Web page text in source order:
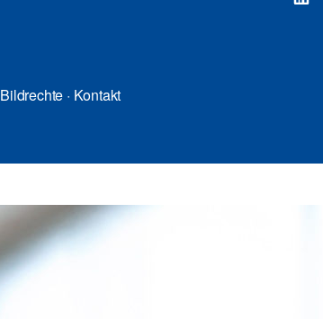
Bildrechte · Kontakt